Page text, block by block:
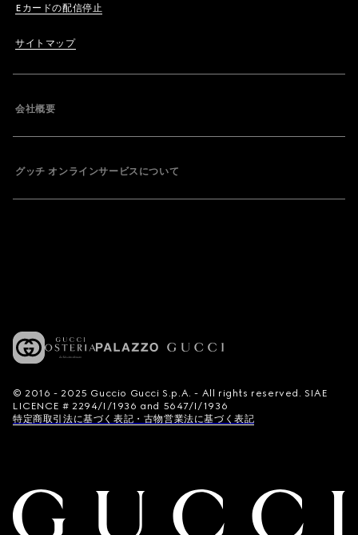
Eカードの配信停止
サイトマップ
会社概要
グッチ オンラインサービスについて
© 2016 - 2025 Guccio Gucci S.p.A. - All rights reserved. SIAE
LICENCE # 2294/I/1936 and 5647/I/1936
特定商取引法に基づく表記・古物営業法に基づく表記